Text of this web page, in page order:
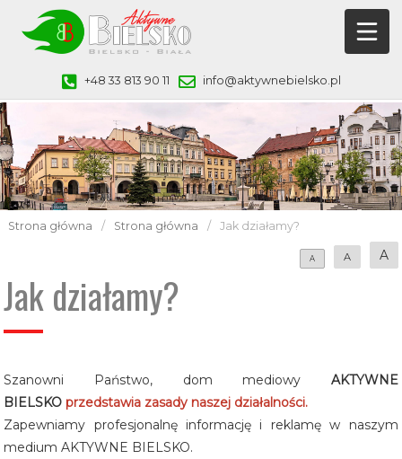
+48 33 813 90 11 info@aktywnebielsko.pl
Strona główna / Strona główna / Jak działamy?
A A A
Jak działamy?
Szanowni Państwo, dom mediowy AKTYWNE
BIELSKO przedstawia zasady naszej działalności.
Zapewniamy profesjonalnę informację i reklamę w naszym
medium AKTYWNE BIELSKO.